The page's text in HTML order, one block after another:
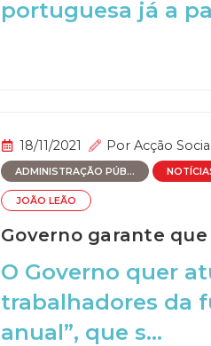
portuguesa já a
18/11/2021 Por Acção
ADMINISTRAÇÃO PÚB...
JOÃO LEÃO
Governo garante
O Governo quer
trabalhadores da
anual”, que s...